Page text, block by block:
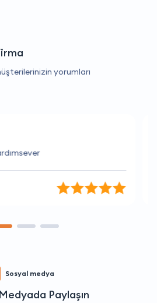
yorumları
kesinlikle tavsiye ederim.
Sosyal medya
Paylaşın